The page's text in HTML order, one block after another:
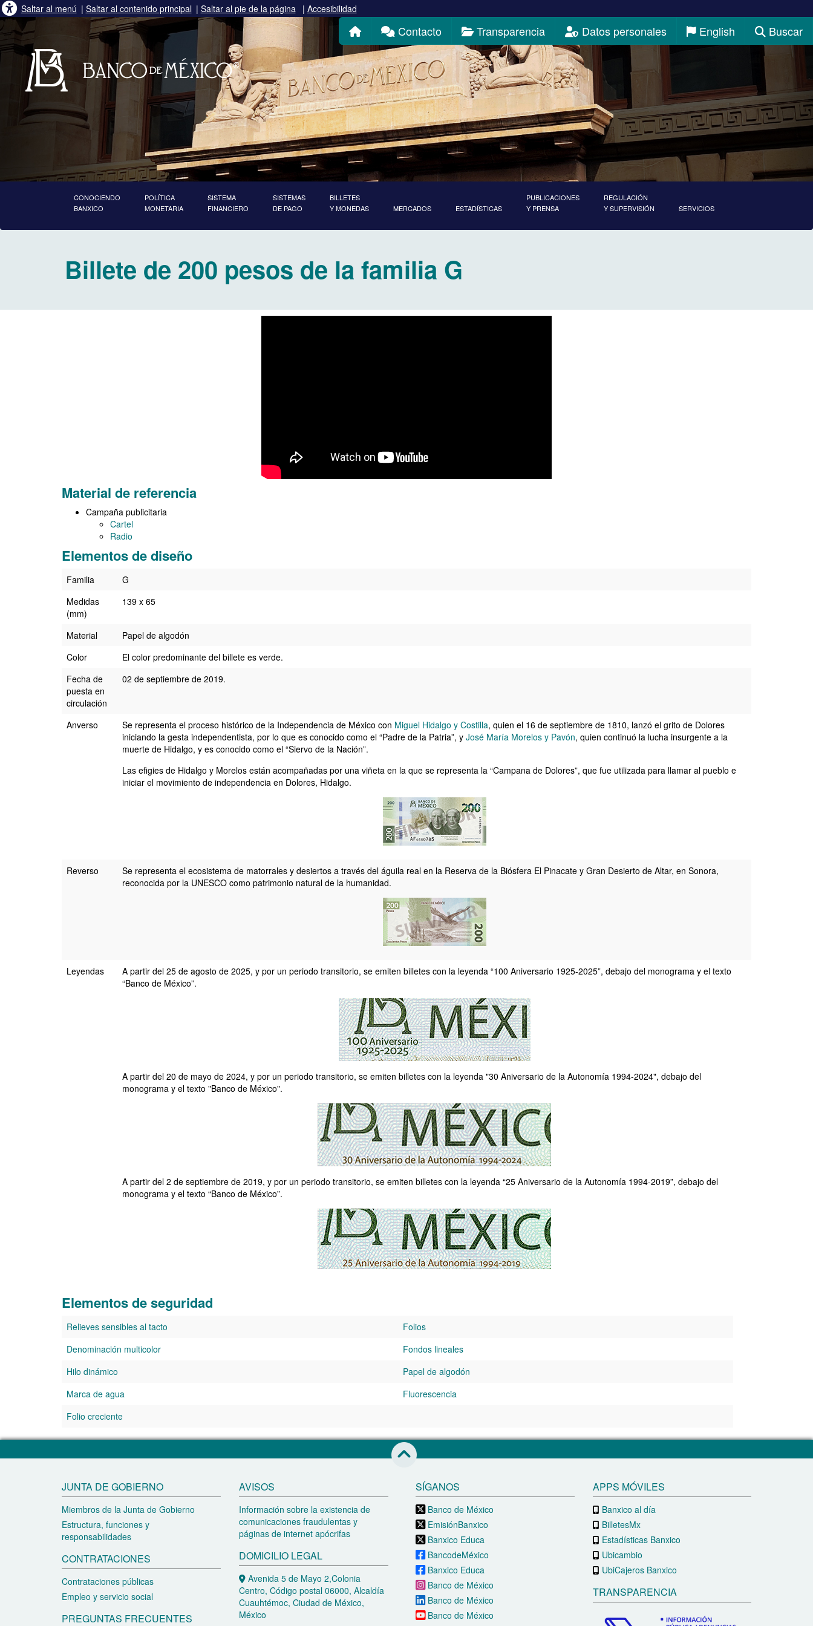
Saltar al menú | Saltar al contenido principal | Saltar al pie de la página | Accesibilidad
Inicio Contacto Transparencia Datos personales English Buscar
CONOCIENDO
BANXICO
POLÍTICA
MONETARIA
SISTEMA
FINANCIERO
SISTEMAS
DE PAGO
BILLETES
Y MONEDAS
MERCADOS ESTADÍSTICAS
PUBLICACIONES
Y PRENSA
REGULACIÓN
Y SUPERVISIÓN
SERVICIOS
Billete de 200 pesos de la familia G
Material de referencia
Campaña publicitaria
Cartel
Radio
Elementos de diseño
Elementos de diseño
Familia
G
Medidas
(mm)
139 x 65
Material
Papel de algodón
Color
El color predominante del billete es verde.
Fecha de
puesta en
circulación
02 de septiembre de 2019.
Anverso Se representa el proceso histórico de la Independencia de México con Miguel Hidalgo y Costilla, quien el 16 de septiembre de 1810, lanzó el grito de Dolores
iniciando la gesta independentista, por lo que es conocido como el “Padre de la Patria”, y José María Morelos y Pavón, quien continuó la lucha insurgente a la
muerte de Hidalgo, y es conocido como el “Siervo de la Nación”.
Las efigies de Hidalgo y Morelos están acompañadas por una viñeta en la que se representa la “Campana de Dolores”, que fue utilizada para llamar al pueblo e
iniciar el movimiento de independencia en Dolores, Hidalgo.
Reverso
Se representa el ecosistema de matorrales y desiertos a través del águila real en la Reserva de la Biósfera El Pinacate y Gran Desierto de Altar, en Sonora,
reconocida por la UNESCO como patrimonio natural de la humanidad.
Leyendas
A partir del 25 de agosto de 2025, y por un periodo transitorio, se emiten billetes con la leyenda “100 Aniversario 1925-2025”, debajo del monograma y el texto
“Banco de México”.
A partir del 20 de mayo de 2024, y por un periodo transitorio, se emiten billetes con la leyenda "30 Aniversario de la Autonomía 1994-2024", debajo del
monograma y el texto "Banco de México".
A partir del 2 de septiembre de 2019, y por un periodo transitorio, se emiten billetes con la leyenda “25 Aniversario de la Autonomía 1994-2019”, debajo del
monograma y el texto “Banco de México”.
Elementos de seguridad
Elementos de seguridad
Relieves sensibles al tacto
Folios
Denominación multicolor
Fondos lineales
Hilo dinámico
Papel de algodón
Marca de agua
Fluorescencia
Folio creciente
JUNTA DE GOBIERNO
Miembros de la Junta de Gobierno
Estructura, funciones y
responsabilidades
CONTRATACIONES
Contrataciones públicas
Empleo y servicio social
PREGUNTAS FRECUENTES
AVISOS
Información sobre la existencia de
comunicaciones fraudulentas y
páginas de internet apócrifas
DOMICILIO LEGAL
Avenida 5 de Mayo 2,Colonia
Centro, Código postal 06000, Alcaldía
Cuauhtémoc, Ciudad de México,
México
SÍGANOS
Banco de México
EmisiónBanxico
Banxico Educa
BancodeMéxico
Banxico Educa
Banco de México
Banco de México
Banco de México
APPS MÓVILES
Banxico al día
BilletesMx
Estadísticas Banxico
Ubicambio
UbiCajeros Banxico
TRANSPARENCIA